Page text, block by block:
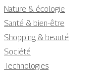
Nature & écologie
Santé & bien-être
Shopping & beauté
Société
Technologies